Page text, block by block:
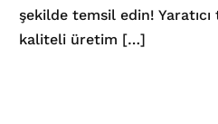
şekilde temsil edin! Yaratıcı
kaliteli üretim […]